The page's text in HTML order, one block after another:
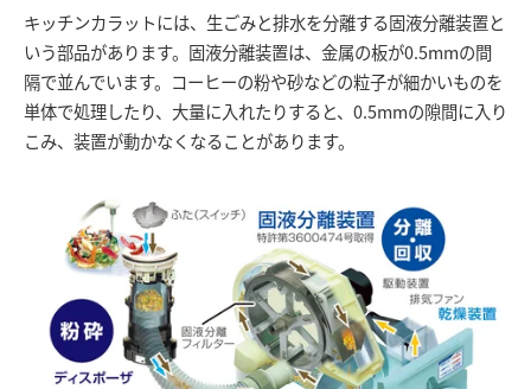
キッチンカラットには、生ごみと排水を分離する固液分離装置と
いう部品があります。固液分離装置は、金属の板が0.5mmの間
隔で並んでいます。コーヒーの粉や砂などの粒子が細かいものを
単体で処理したり、大量に入れたりすると、0.5mmの隙間に入り
こみ、装置が動かなくなることがあります。